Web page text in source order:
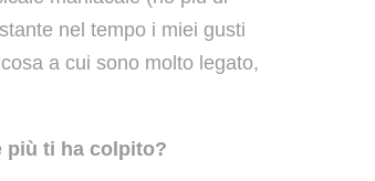
nel tempo i miei gusti
a cui sono molto legato,
più ti ha colpito?